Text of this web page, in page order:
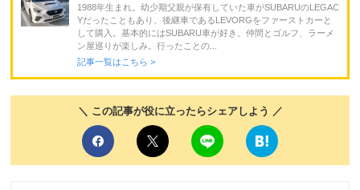
1988年生まれ。幼少期父親が保有していた車がSUBARUのLEGAC
Yだったこともあり、後継車であるLEVORGをファーストカーと
して購入。基本的にはSUBARU車が好き。仲間とゴルフ、ラーメ
ン屋巡りが楽しみ。行ったことの...
記事一覧はこちら >
＼ この記事が役に立ったらシェアしよう ／